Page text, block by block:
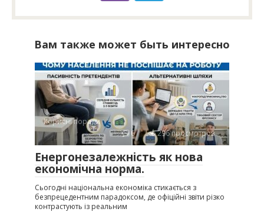
Вам также может быть интересно
Корисні поради
0
296 просмотров
Енергонезалежність як нова
економічна норма.
Сьогодні національна економіка стикається з
безпрецедентним парадоксом, де офіційні звіти різко
контрастують із реальним